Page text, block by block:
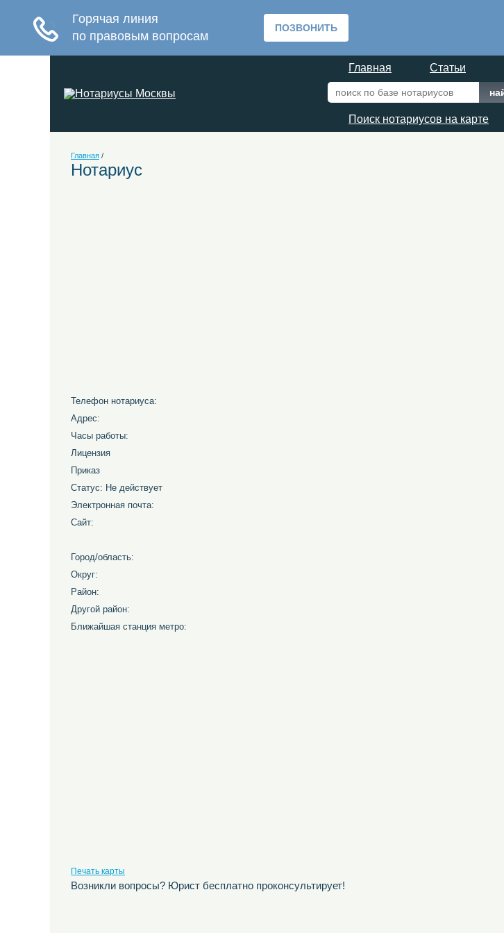
Главная Статьи
Поиск нотариусов на карте
Главная /
Нотариус
Телефон нотариуса:
Адрес:
Часы работы:
Лицензия
Приказ
Статус: Не действует
Электронная почта:
Сайт:
Город/область:
Округ:
Район:
Другой район:
Ближайшая станция метро:
Печать карты
Возникли вопросы? Юрист бесплатно проконсультирует!